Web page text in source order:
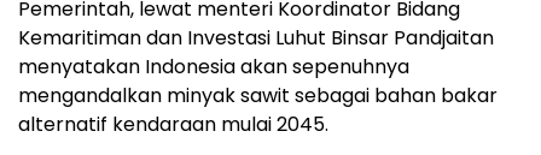
Pemerintah, lewat menteri Koordinator Bidang
Kemaritiman dan Investasi Luhut Binsar Pandjaitan
menyatakan Indonesia akan sepenuhnya
mengandalkan minyak sawit sebagai bahan bakar
alternatif kendaraan mulai 2045.